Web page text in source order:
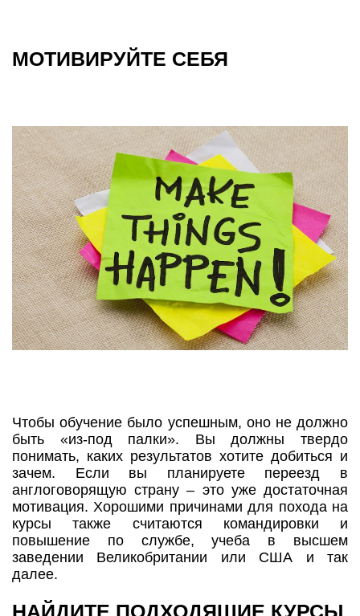
МОТИВИРУЙТЕ СЕБЯ
Чтобы обучение было успешным, оно не должно
быть «из-под палки». Вы должны твердо
понимать, каких результатов хотите добиться и
зачем. Если вы планируете переезд в
англоговорящую страну – это уже достаточная
мотивация. Хорошими причинами для похода на
курсы также считаются командировки и
повышение по службе, учеба в высшем
заведении Великобритании или США и так
далее.
НАЙДИТЕ ПОДХОДЯЩИЕ КУРСЫ